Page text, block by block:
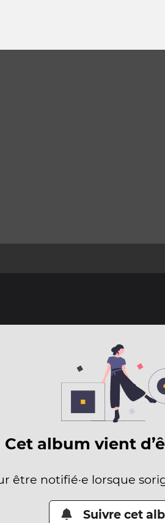
Cet album vient
être notifié·e lorsque
Suivre cet